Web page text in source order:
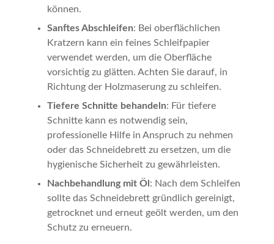
können.
Sanftes Abschleifen: Bei oberflächlichen
Kratzern kann ein feines Schleifpapier
verwendet werden, um die Oberfläche
vorsichtig zu glätten. Achten Sie darauf, in
Richtung der Holzmaserung zu schleifen.
Tiefere Schnitte behandeln: Für tiefere
Schnitte kann es notwendig sein,
professionelle Hilfe in Anspruch zu nehmen
oder das Schneidebrett zu ersetzen, um die
hygienische Sicherheit zu gewährleisten.
Nachbehandlung mit Öl : Nach dem Schleifen
sollte das Schneidebrett gründlich gereinigt,
getrocknet und erneut geölt werden, um den
Schutz zu erneuern.